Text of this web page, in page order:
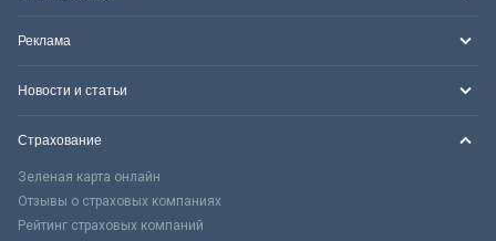
Реклама
Новости и статьи
Страхование
Зеленая карта онлайн
Отзывы о страховых компаниях
Рейтинг страховых компаний